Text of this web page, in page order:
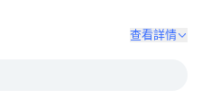
查看詳情